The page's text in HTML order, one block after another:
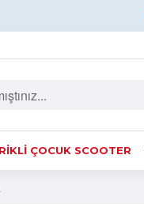
ÇOCUK SCOOTER